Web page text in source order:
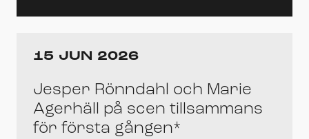
15 JUN 2026
Jesper Rönndahl och Marie
Agerhäll på scen tillsammans
för första gången*